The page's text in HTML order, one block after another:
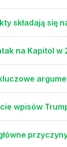
składają się
na Kapitol w
wpisów